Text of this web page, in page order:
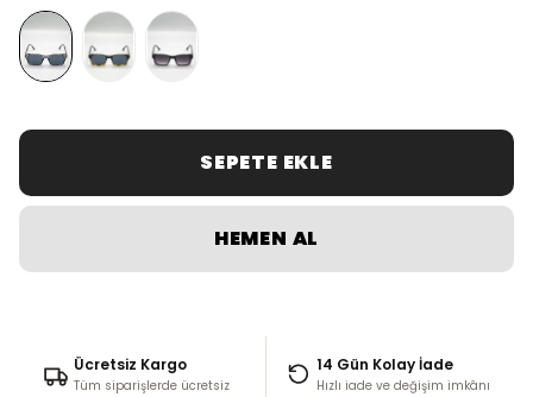
SEPETE EKLE
HEMEN AL
Ücretsiz Kargo
Tüm siparişlerde ücretsiz
14 Gün Kolay İade
Hızlı iade ve değişim imkânı